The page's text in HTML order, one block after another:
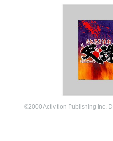
©2000 Activition Publishing Inc.